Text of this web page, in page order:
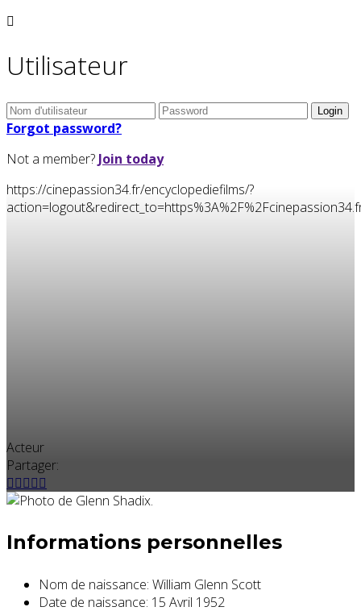
Utilisateur
Forgot password?
Not a member? Join today
https://cinepassion34.fr/encyclopediefilms/?
Acteur
Partager:
Informations personnelles
Nom de naissance: William Glenn Scott
Date de naissance: 15 Avril 1952